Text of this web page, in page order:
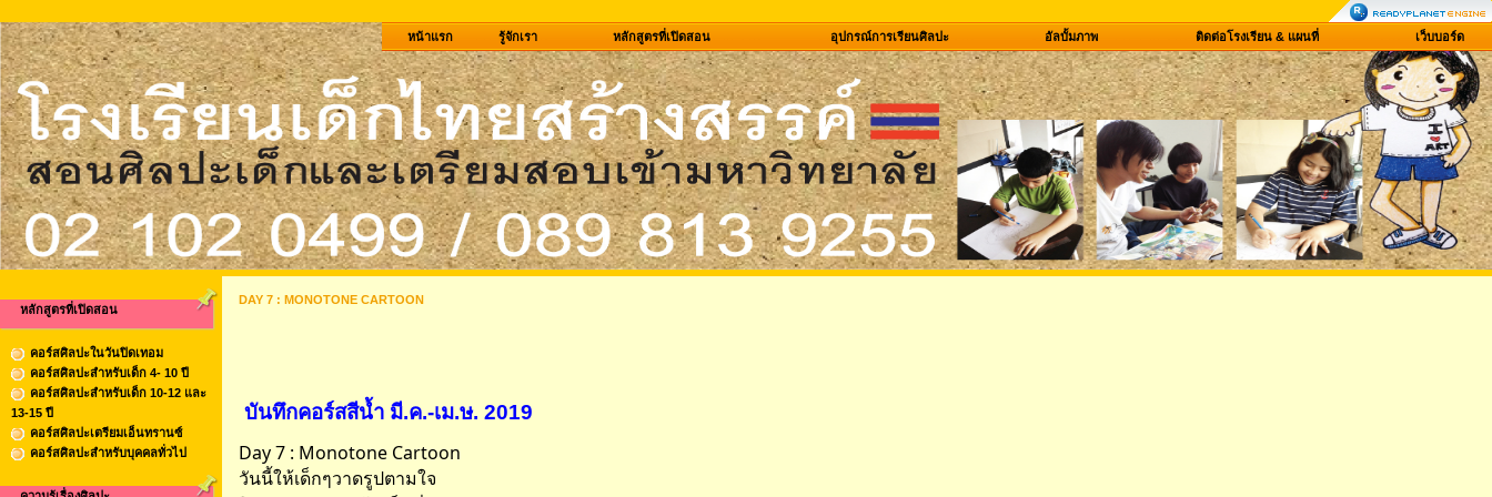
หน้าแรก รู้จักเรา หลักสูตรที่เปิดสอน อุปกรณ์การเรียนศิลปะ อัลบั้มภาพ ติดต่อโรงเรียน & แผนที่ เว็บบอร์ด
หลักสูตรที่เปิดสอน
คอร์สศิลปะในวันปิดเทอม
คอร์สศิลปะสำหรับเด็ก 4- 10 ปี
คอร์สศิลปะสำหรับเด็ก 10-12 และ
13-15 ปี
คอร์สศิลปะเตรียมเอ็นทรานซ์
คอร์สศิลปะสำหรับบุคคลทั่วไป
DAY 7 : MONOTONE CARTOON
บันทึกคอร์สสีน้ำ มี.ค.-เม.ษ. 2019
Day 7 : Monotone Cartoon
วันนี้ให้เด็กๆวาดรูปตามใจ